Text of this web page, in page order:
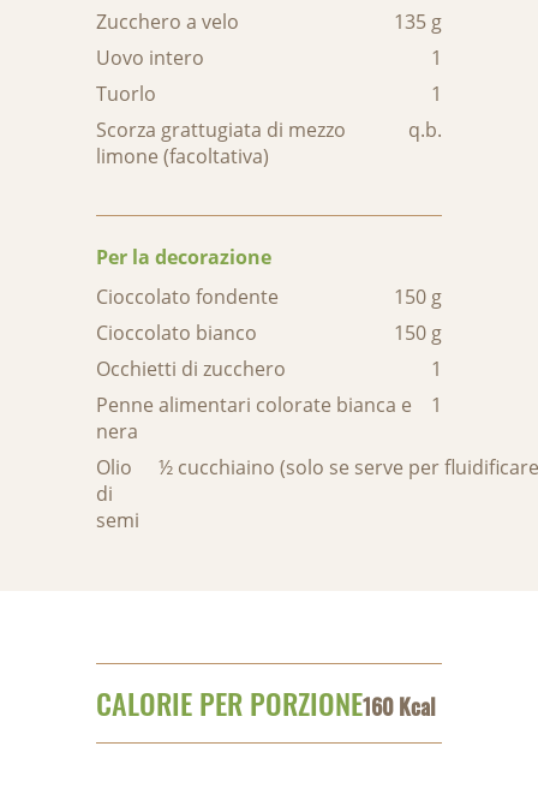
Zucchero a velo
135 g
Uovo intero
1
Tuorlo
1
Scorza grattugiata di mezzo
limone (facoltativa)
q.b.
Per la decorazione
Cioccolato fondente
150 g
Cioccolato bianco
150 g
Occhietti di zucchero
1
Penne alimentari colorate bianca e
nera
1
Olio
di
semi
½ cucchiaino (solo se serve per
CALORIE PER PORZIONE160 Kcal